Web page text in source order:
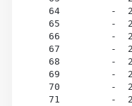
64         -
65         -
66         -
67         -
68         -
69         -
70         -
71         -